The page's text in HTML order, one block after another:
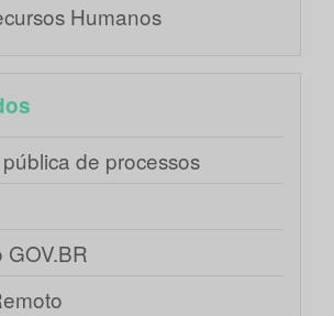
Humanos
de processos
GOV.BR